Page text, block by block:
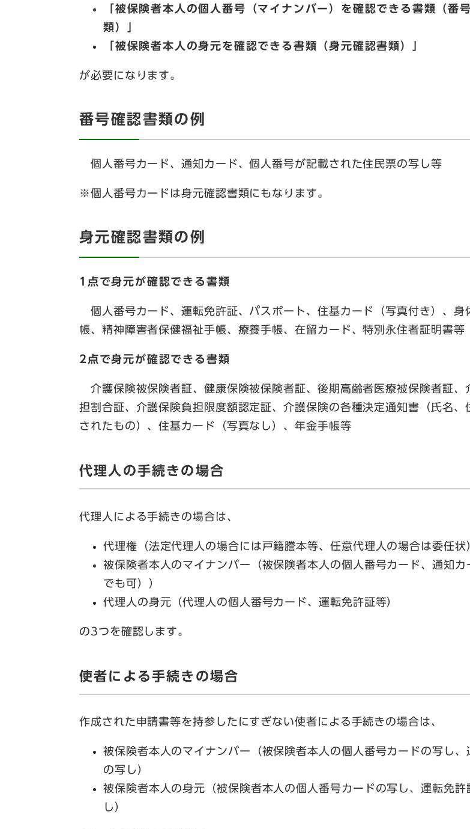
「被保険者本人の個人番号（マイナンバー）を確認できる書類（番
類）」
「被保険者本人の身元を確認できる書類（身元確認書類）」
が必要になります。
番号確認書類の例
個人番号カード、通知カード、個人番号が記載された住民票の写し等
※個人番号カードは身元確認書類にもなります。
身元確認書類の例
1点で身元が確認できる書類
個人番号カード、運転免許証、パスポート、住基カード（写真付き）、身
帳、精神障害者保健福祉手帳、療養手帳、在留カード、特別永住者証明書等
2点で身元が確認できる書類
介護保険被保険者証、健康保険被保険者証、後期高齢者医療被保険者証、
担割合証、介護保険負担限度額認定証、介護保険の各種決定通知書（氏名、
されたもの）、住基カード（写真なし）、年金手帳等
代理人の手続きの場合
代理人による手続きの場合は、
代理権（法定代理人の場合には戸籍謄本等、任意代理人の場合は委任状
被保険者本人のマイナンバー（被保険者本人の個人番号カード、通知カ
でも可））
代理人の身元（代理人の個人番号カード、運転免許証等）
の3つを確認します。
使者による手続きの場合
作成された申請書等を持参したにすぎない使者による手続きの場合は、
被保険者本人のマイナンバー（被保険者本人の個人番号カードの写し、
の写し）
被保険者本人の身元（被保険者本人の個人番号カードの写し、運転免許
し）